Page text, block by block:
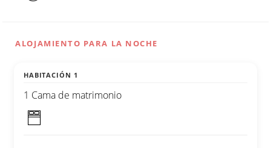
ALOJAMIENTO PARA LA NOCHE
HABITACIÓN 1
1 Cama de matrimonio